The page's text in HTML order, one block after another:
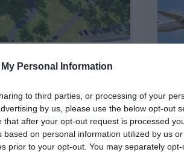
Personal Information
to third parties, or processing of your
by us, please use the below opt-out
after your opt-out request is processed
on personal information utilized by us
prior to your opt-out. You may separately
?
!